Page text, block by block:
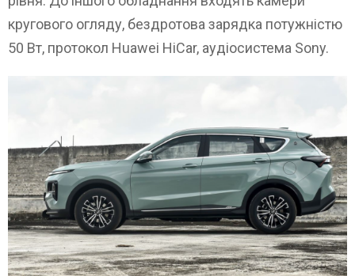
кругового огляду, бездротова зарядка потужністю
50 Вт, протокол Huawei HiCar, аудіосистема Sony.